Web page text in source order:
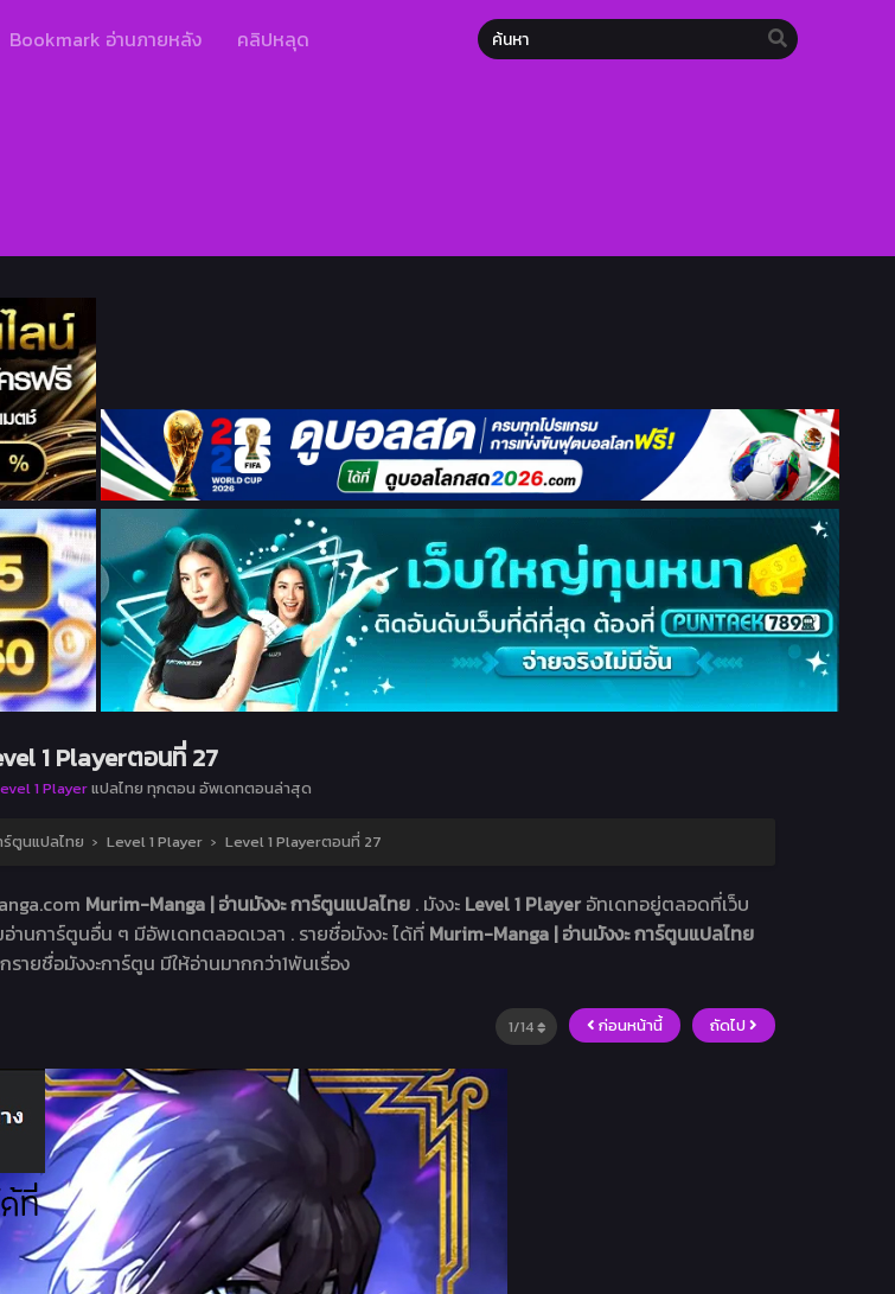
Bookmark อ่านภายหลัง คลิปหลุด
1 Playerตอนที่ 27
1 Playerแปลไทย ทุกตอน อัพเดทตอนล่าสุด
ร์ตูนแปลไทย › Level 1 Player › Level 1 Playerตอนที่ 27
Murim-Manga | อ่านมังงะ การ์ตูนแปลไทย . มังงะ Level 1 Player อัทเดทอยู่ตลอดที่เว็บ
านการ์ตูนอื่น ๆ มีอัพเดทตลอดเวลา . รายชื่อมังงะ ได้ที่ Murim-Manga | อ่านมังงะ การ์ตูนแปลไทย
ายชื่อมังงะการ์ตูน มีให้อ่านมากกว่า1พันเรื่อง
ก่อนหน้านี้ ถัดไป